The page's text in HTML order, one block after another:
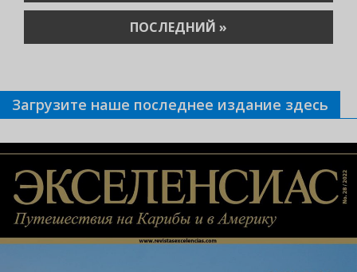
ПОСЛЕДНЯЯ
СТРАНИЦА
ПОСЛЕДНИЙ »
Загрузите наше последнее издание здесь